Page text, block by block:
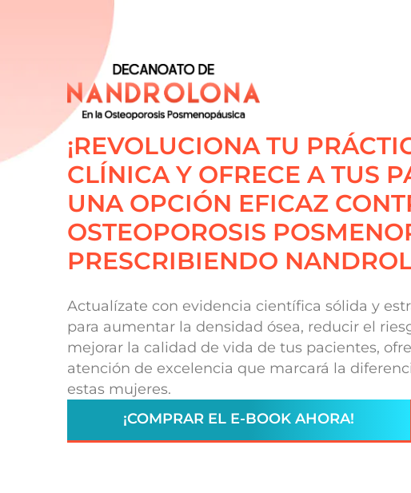
¡REVOLUCIONA TU
CLÍNICA Y OFRECE A TUS
UNA OPCIÓN EFICAZ
OSTEOPOROSIS
PRESCRIBIENDO
Actualízate con evidencia científica sólida y
para aumentar la densidad ósea, reducir el
mejorar la calidad de vida de tus pacientes,
atención de excelencia que marcará la
estas mujeres.
¡COMPRAR EL E-BOOK AHORA!